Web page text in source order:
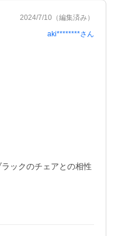
2024/7/10 （編集済み）
aki********さん
ックのチェアとの相性